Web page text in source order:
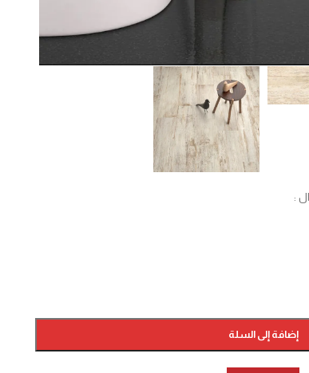
إضافة إلى السلة